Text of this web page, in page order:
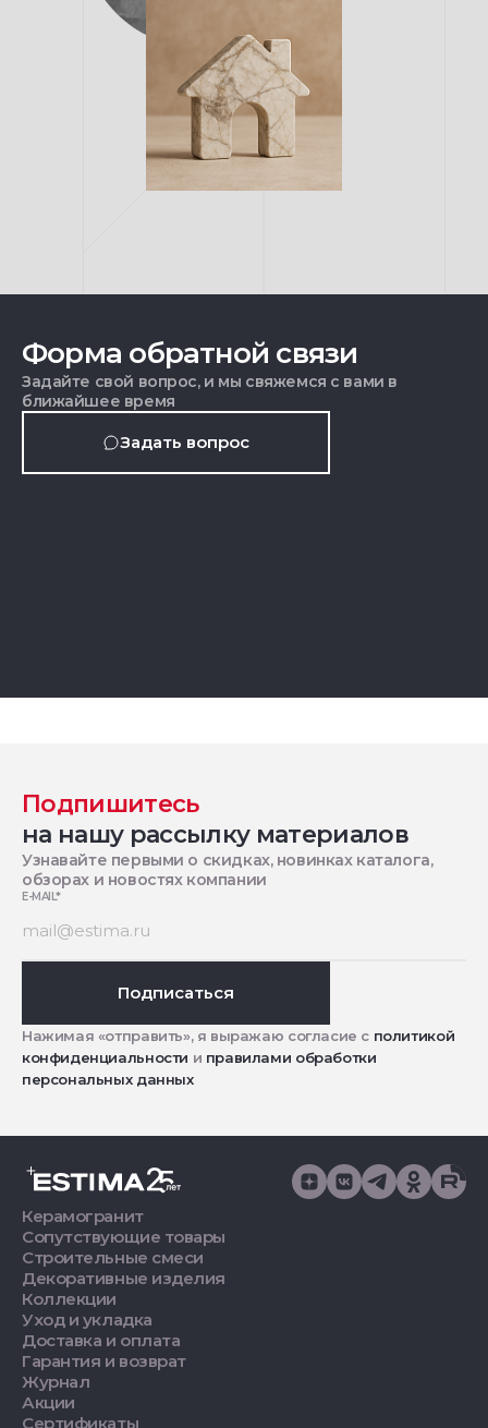
Форма обратной связи
Задайте свой вопрос, и мы свяжемся с вами в
ближайшее время
Задать вопрос
Подпишитесь
на нашу рассылку материалов
Узнавайте первыми о скидках, новинках каталога,
обзорах и новостях компании
E-MAIL*
Подписаться
Нажимая «отправить», я выражаю согласие с политикой
конфиденциальности и правилами обработки
персональных данных
Керамогранит
Сопутствующие товары
Строительные смеси
Декоративные изделия
Коллекции
Уход и укладка
Доставка и оплата
Гарантия и возврат
Журнал
Акции
Сертификаты